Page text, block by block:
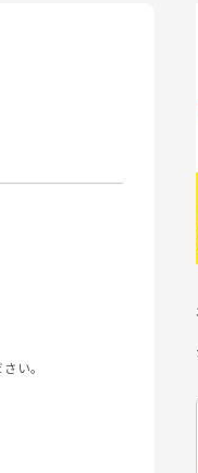
い。